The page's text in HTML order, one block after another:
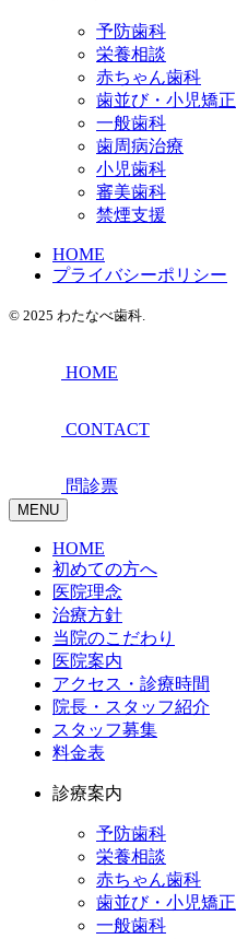
予防歯科
栄養相談
赤ちゃん歯科
歯並び・小児矯正
一般歯科
歯周病治療
小児歯科
審美歯科
禁煙支援
HOME
プライバシーポリシー
© 2025 わたなべ歯科.
HOME
CONTACT
問診票
MENU
HOME
初めての方へ
医院理念
治療方針
当院のこだわり
医院案内
アクセス・診療時間
院長・スタッフ紹介
スタッフ募集
料金表
診療案内
予防歯科
栄養相談
赤ちゃん歯科
歯並び・小児矯正
一般歯科